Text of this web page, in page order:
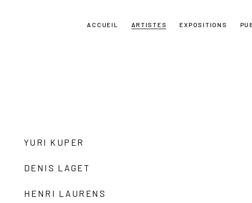
ACCUEIL ARTISTES EXPOSITIONS
YURI KUPER
DENIS LAGET
HENRI LAURENS